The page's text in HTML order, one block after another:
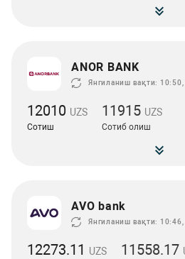
ANOR BANK
Янгиланиш вақти:
12010 UZS
Сотиш
11915 UZS
Сотиб олиш
AVO bank
Янгиланиш вақти:
12273.11 UZS 11558.17